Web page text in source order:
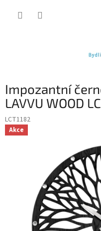
Impozantní
LAVVU WOOD
LCT1182
Akce